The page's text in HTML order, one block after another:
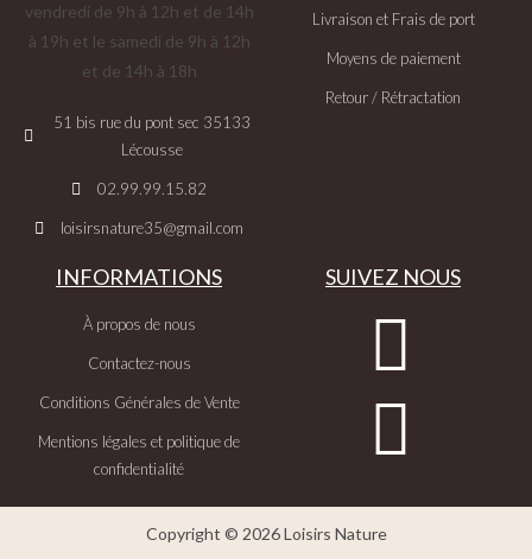
vendredi de 9h à 12h et de 14h
à 19h et le samedi de 9h à 12h
et de 14h à 18h
51 bis rue du pont sec 35133
Lécousse
02.99.99.15.82
loisirsnature35@gmail.com
Livraison et Frais de port
Moyens de paiement
Retour / Rétractation
INFORMATIONS
À propos de nous
Contactez-nous
Conditions Générales de Vente
Mentions légales et politique de
confidentialité
SUIVEZ NOUS
Copyright © 2026 Loisirs Nature